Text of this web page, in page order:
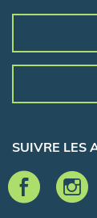
SUIVRE LES